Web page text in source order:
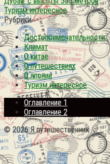
Туризм интересное
Рубрики
Достопримечательности
Климат
О китае
О путешествиях
О японии
Туризм интересное
Оглавление 1
Оглавление 2
© 2026 Я путешественник